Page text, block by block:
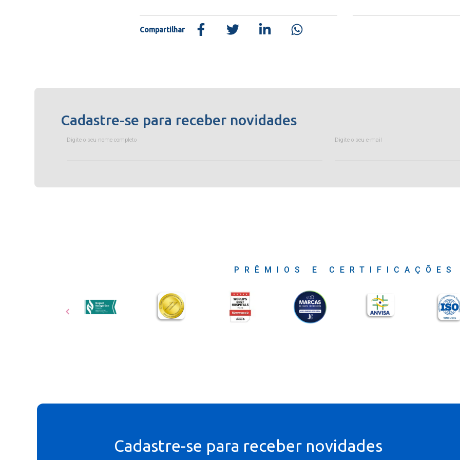
Compartilhar
Cadastre-se para receber novidades
Digite o seu nome completo Digite o seu e-mail
PRÊMIOS E CERTIFICAÇÕES
Cadastre-se para receber novidades